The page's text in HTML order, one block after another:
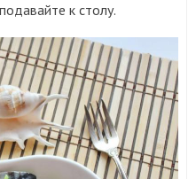
к столу.